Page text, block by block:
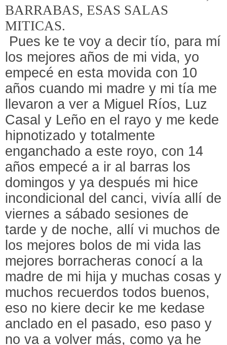
BARRABAS, ESAS SALAS
MITICAS.
Pues ke te voy a decir tío, para mí
los mejores años de mi vida, yo
empecé en esta movida con 10
años cuando mi madre y mi tía me
llevaron a ver a Miguel Ríos, Luz
Casal y Leño en el rayo y me kede
hipnotizado y totalmente
enganchado a este royo, con 14
años empecé a ir al barras los
domingos y ya después mi hice
incondicional del canci, vivía allí de
viernes a sábado sesiones de
tarde y de noche, allí vi muchos de
los mejores bolos de mi vida las
mejores borracheras conocí a la
madre de mi hija y muchas cosas y
muchos recuerdos todos buenos,
eso no kiere decir ke me kedase
anclado en el pasado, eso paso y
no va a volver más, como ya he